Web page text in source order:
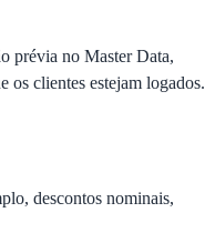
prévia no Master Data,
os clientes estejam logados.
descontos nominais,